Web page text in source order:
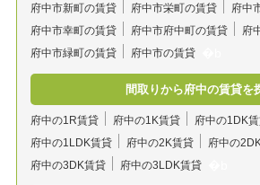
府中市新町の賃貸 府中市栄町の賃貸
府中
府中市幸町の賃貸
府中市府中町の賃貸
府
府中市緑町の賃貸
府中市の賃貸
間取りから府中の賃貸を
府中の1R賃貸 府中の1K賃貸
府中の1DK
府中の1LDK賃貸
府中の2K賃貸
府中の
府中の3DK賃貸
府中の3LDK賃貸